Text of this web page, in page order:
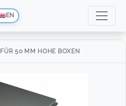
EN
50 MM HOHE BOXEN